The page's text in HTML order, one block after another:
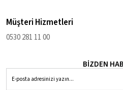
Müşteri Hizmetleri
0530 281 11 00
BİZDEN